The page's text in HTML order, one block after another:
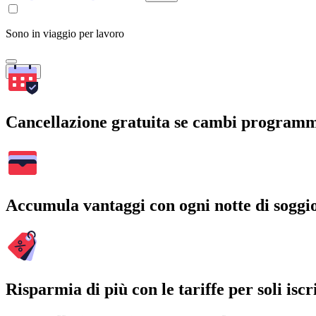
Sono in viaggio per lavoro
Cerca
Cancellazione gratuita se cambi
Accumula vantaggi con ogni notte di
Risparmia di più con le tariffe per soli